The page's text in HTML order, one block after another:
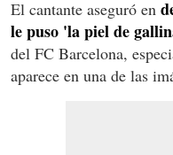
El cantante aseguró en
le puso 'la piel de
del FC Barcelona,
aparece en una de las